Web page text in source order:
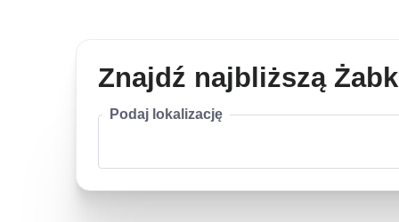
Znajdź najbliższą
Podaj lokalizację